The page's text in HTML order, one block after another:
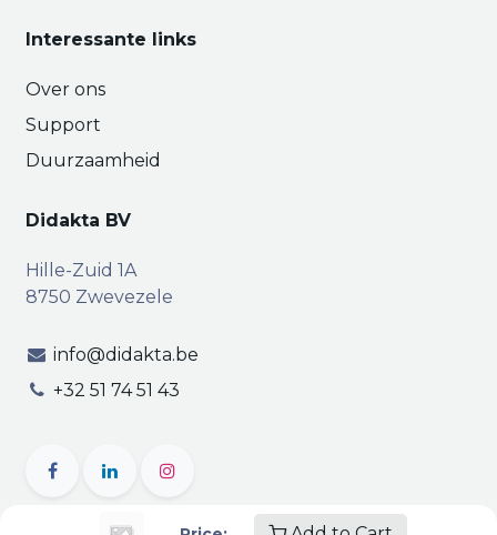
Interessante links
Over ons
Support
Duurzaamheid
Didakta BV
Hille-Zuid 1A
8750 Zwevezele
info@didakta.be
+32 51 74 51 43